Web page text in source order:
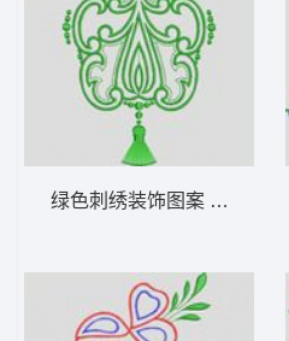
绿色刺绣装饰图案 植物花型